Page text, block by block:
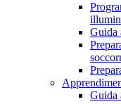
Guida
Guida